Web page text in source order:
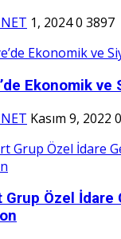
1, 20240 3897
Ekonomik ve
Kasım 9, 2022 0
Grup Özel İdare